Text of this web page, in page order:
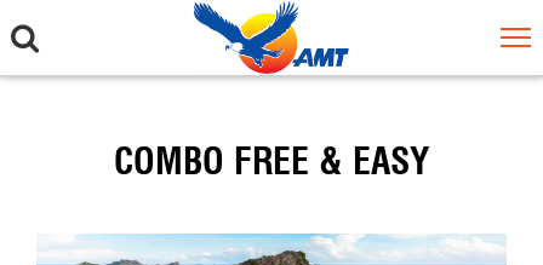
COMBO FREE & EASY